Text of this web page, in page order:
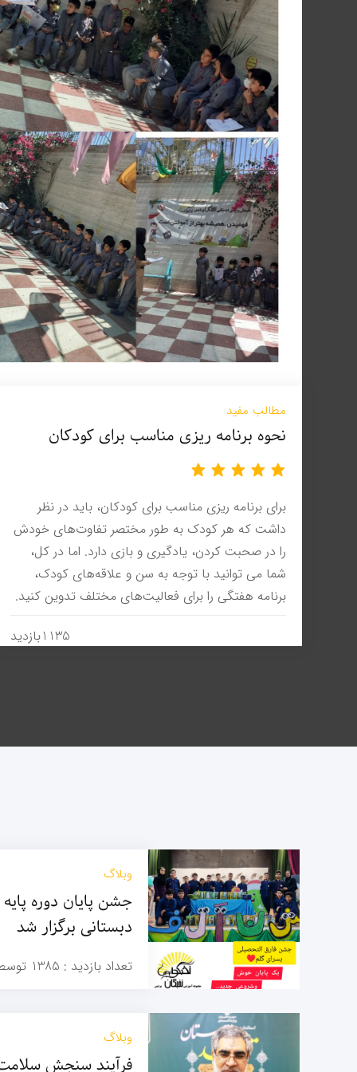
مطالب مفید
نحوه برنامه ریزی مناسب برای کودکان
برای برنامه ریزی مناسب برای کودکان، باید در نظر
داشت که هر کودک به طور مختصر تفاوت‌های خودش
را در صحبت کردن، یادگیری و بازی دارد. اما در کل،
شما می توانید با توجه به سن و علاقه‌های کودک،
برنامه هفتگی را برای فعالیت‌های مختلف تدوین کنید.
1135بازدید
وبلاگ
جشن پایان دوره
دبستانی برگزار شد
تعداد بازدید : 1385
وبلاگ
فرآیند سنجش